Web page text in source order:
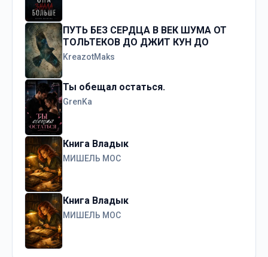
ПУТЬ БЕЗ СЕРДЦА В ВЕК ШУМА ОТ
ТОЛЬТЕКОВ ДО ДЖИТ КУН ДО
KreazotMaks
Ты обещал остаться.
GrenKa
Книга Владык
МИШЕЛЬ МОС
Книга Владык
МИШЕЛЬ МОС